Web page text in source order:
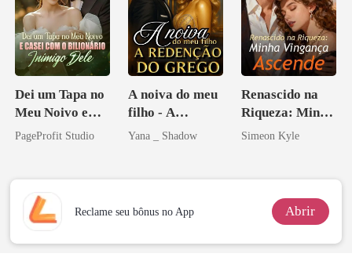
Dei um Tapa no
Meu Noivo e
Casei com o
PageProfit Studio
A noiva do meu
filho - A
Redenção do
Yana _ Shadow
Renascido na
Riqueza: Minha
Vingança
Simeon Kyle
Reclame seu bônus no App Abrir